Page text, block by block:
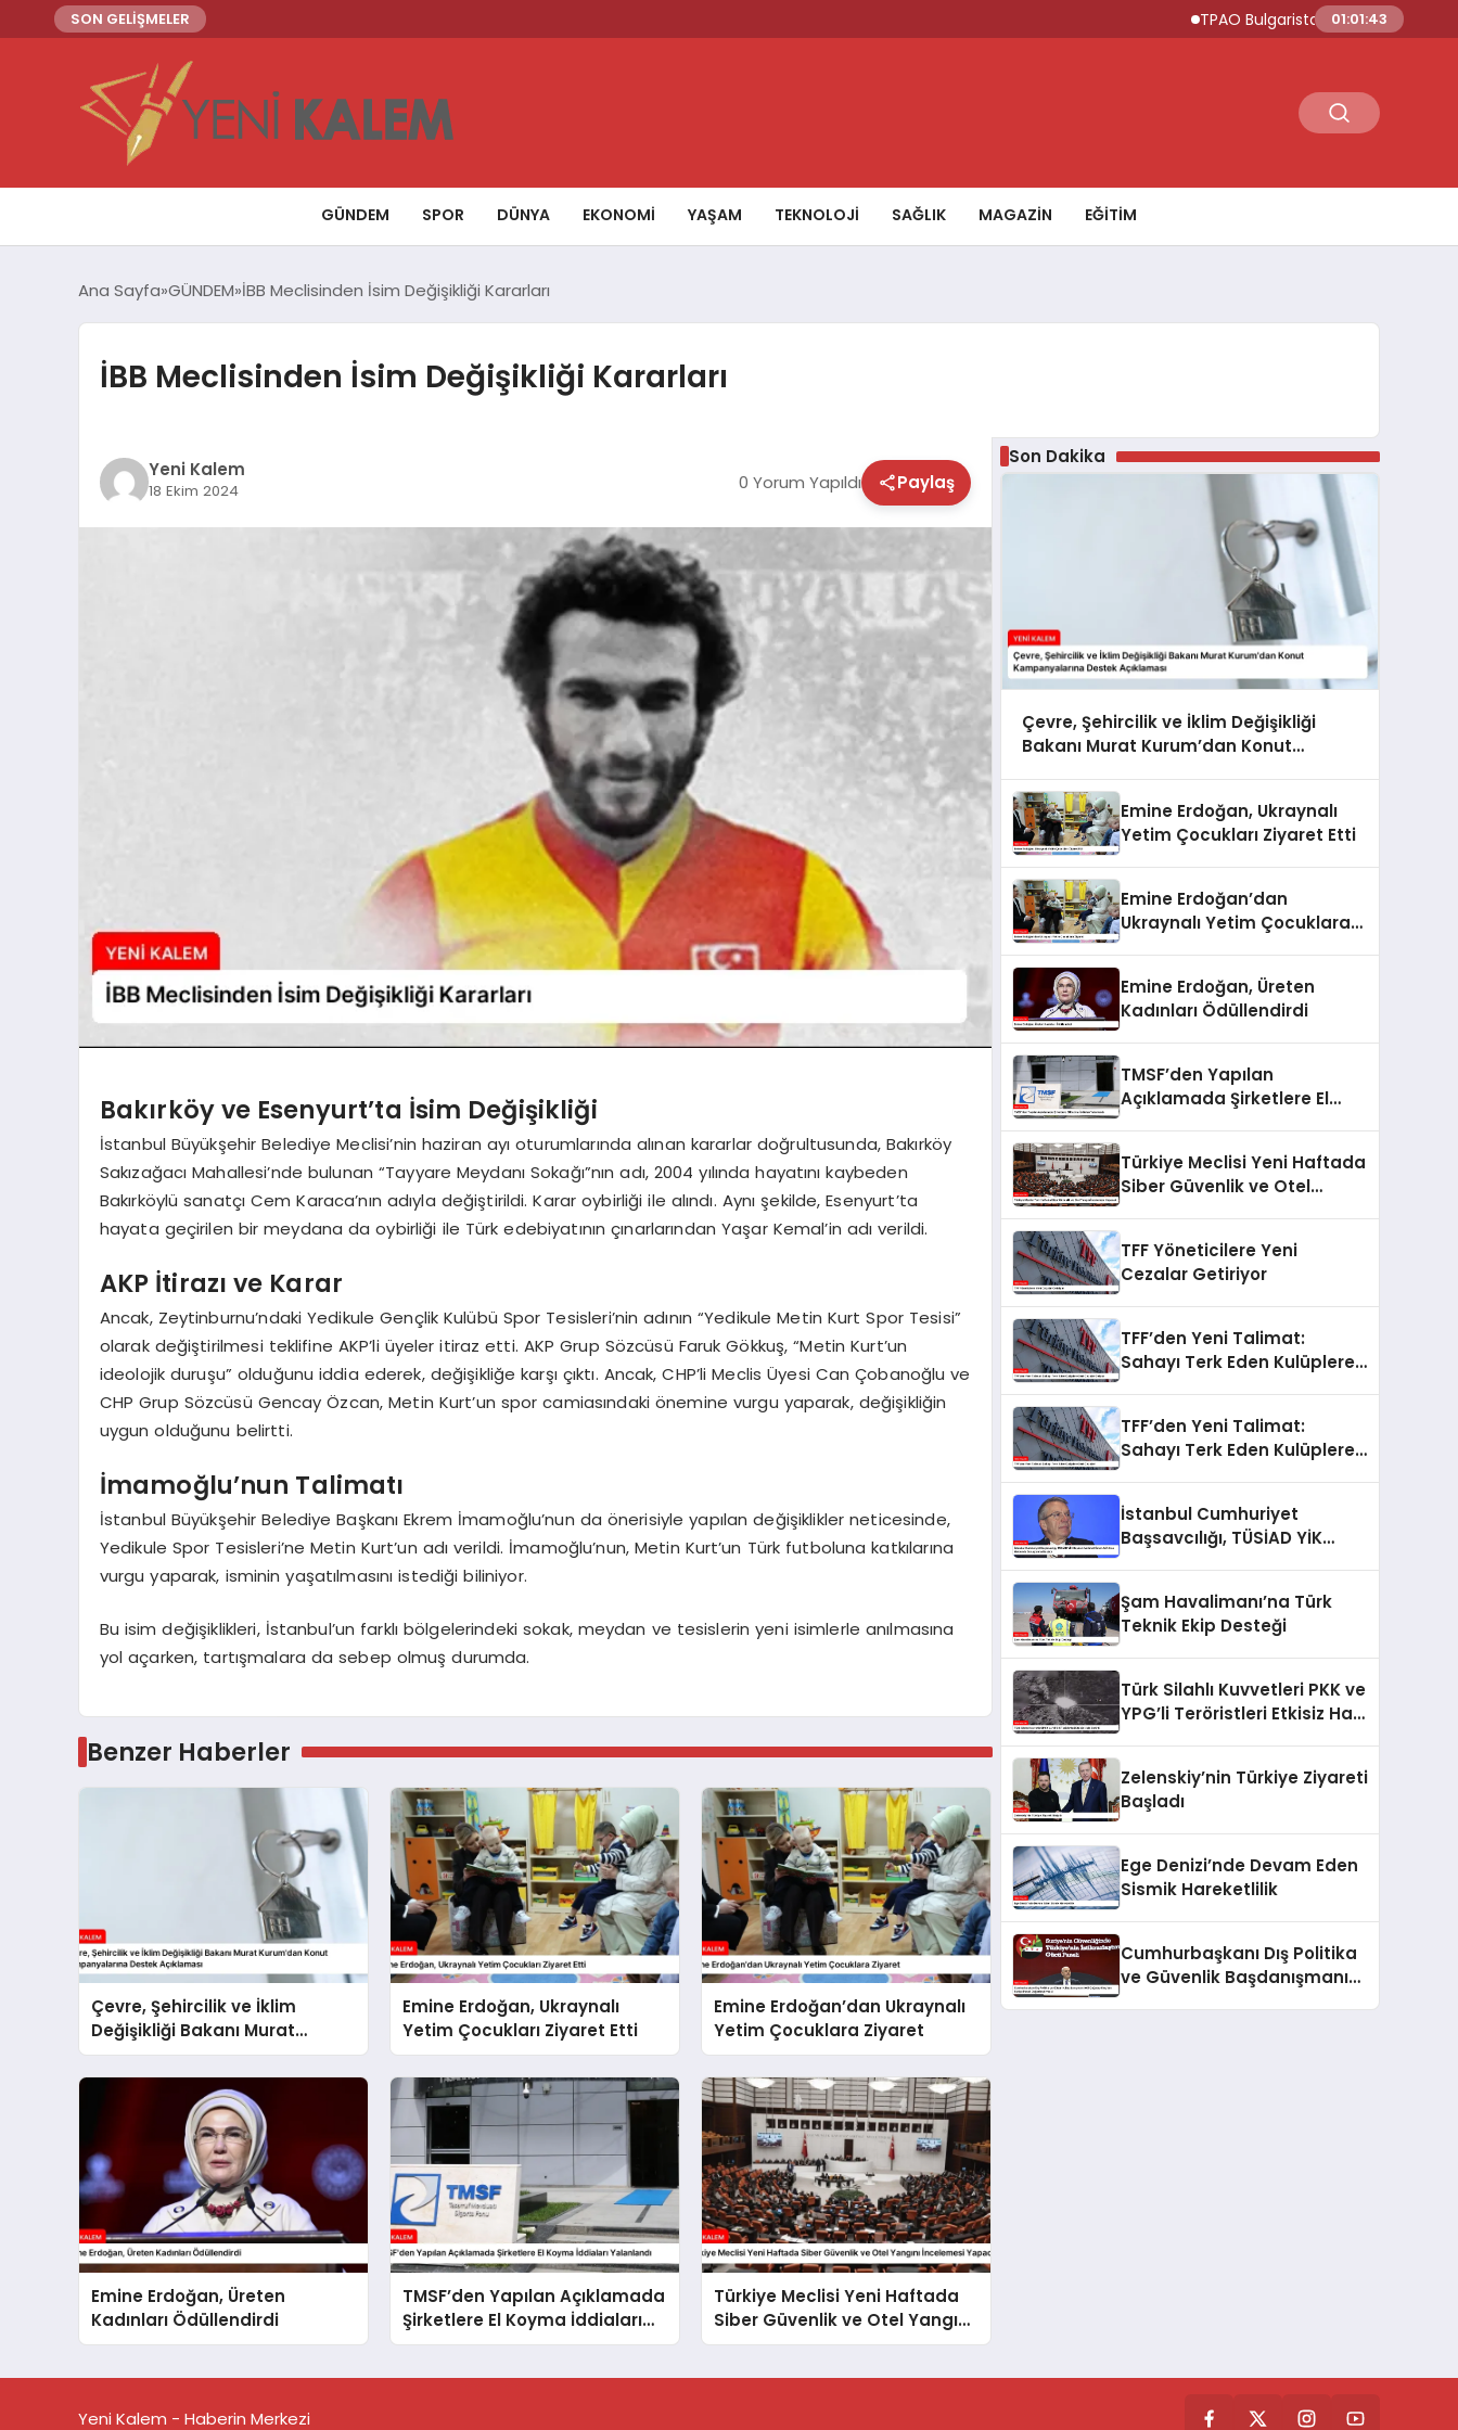
SON GELİŞMELER TPAO Bulgaristan Sularında Petrol ve
01:01:44
GÜNDEM SPOR DÜNYA EKONOMİ YAŞAM TEKNOLOJİ SAĞLIK MAGAZİN EĞİTİM
Ana Sayfa GÜNDEM İBB Meclisinden İsim Değişikliği Kararları
İBB Meclisinden İsim Değişikliği Kararları
Yeni Kalem
18 Ekim 2024 0 Yorum Yapıldı Paylaş
Bakırköy ve Esenyurt’ta İsim Değişikliği
İstanbul Büyükşehir Belediye Meclisi’nin haziran ayı oturumlarında alınan kararlar doğrultusunda, Bakırköy
Sakızağacı Mahallesi’nde bulunan “Tayyare Meydanı Sokağı”nın adı, 2004 yılında hayatını kaybeden
Bakırköylü sanatçı Cem Karaca’nın adıyla değiştirildi. Karar oybirliği ile alındı. Aynı şekilde, Esenyurt’ta
hayata geçirilen bir meydana da oybirliği ile Türk edebiyatının çınarlarından Yaşar Kemal’in adı verildi.
AKP İtirazı ve Karar
Ancak, Zeytinburnu’ndaki Yedikule Gençlik Kulübü Spor Tesisleri’nin adının “Yedikule Metin Kurt Spor Tesisi”
olarak değiştirilmesi teklifine AKP’li üyeler itiraz etti. AKP Grup Sözcüsü Faruk Gökkuş, “Metin Kurt’un
ideolojik duruşu” olduğunu iddia ederek, değişikliğe karşı çıktı. Ancak, CHP’li Meclis Üyesi Can Çobanoğlu ve
CHP Grup Sözcüsü Gencay Özcan, Metin Kurt’un spor camiasındaki önemine vurgu yaparak, değişikliğin
uygun olduğunu belirtti.
İmamoğlu’nun Talimatı
İstanbul Büyükşehir Belediye Başkanı Ekrem İmamoğlu’nun da önerisiyle yapılan değişiklikler neticesinde,
Yedikule Spor Tesisleri’ne Metin Kurt’un adı verildi. İmamoğlu’nun, Metin Kurt’un Türk futboluna katkılarına
vurgu yaparak, isminin yaşatılmasını istediği biliniyor.
Bu isim değişiklikleri, İstanbul’un farklı bölgelerindeki sokak, meydan ve tesislerin yeni isimlerle anılmasına
yol açarken, tartışmalara da sebep olmuş durumda.
Benzer Haberler
Çevre, Şehircilik ve İklim
Değişikliği Bakanı Murat
Kurum’dan Konut
Kampanyalarına Destek
Emine Erdoğan, Ukraynalı
Yetim Çocukları Ziyaret Etti
Emine Erdoğan’dan Ukraynalı
Yetim Çocuklara Ziyaret
Emine Erdoğan, Üreten
Kadınları Ödüllendirdi
TMSF’den Yapılan Açıklamada
Şirketlere El Koyma İddiaları
Yalanlandı
Türkiye Meclisi Yeni Haftada
Siber Güvenlik ve Otel Yangını
İncelemesi Yapacak
Son Dakika
Çevre, Şehircilik ve İklim Değişikliği
Bakanı Murat Kurum’dan Konut
Emine Erdoğan, Ukraynalı
Yetim Çocukları Ziyaret Etti
Emine Erdoğan’dan
Ukraynalı Yetim Çocuklara
Emine Erdoğan, Üreten
Kadınları Ödüllendirdi
TMSF’den Yapılan
Açıklamada Şirketlere El
Türkiye Meclisi Yeni Haftada
Siber Güvenlik ve Otel
TFF Yöneticilere Yeni
Cezalar Getiriyor
TFF’den Yeni Talimat:
Sahayı Terk Eden Kulüplere
TFF’den Yeni Talimat:
Sahayı Terk Eden Kulüplere
İstanbul Cumhuriyet
Başsavcılığı, TÜSİAD YİK
Başlattı
Şam Havalimanı’na Türk
Teknik Ekip Desteği
Türk Silahlı Kuvvetleri PKK ve
YPG’li Teröristleri Etkisiz Hale
Zelenskiy’nin Türkiye Ziyareti
Başladı
Ege Denizi’nde Devam Eden
Sismik Hareketlilik
Cumhurbaşkanı Dış Politika
ve Güvenlik Başdanışmanı
Yeni Kalem - Haberin Merkezi